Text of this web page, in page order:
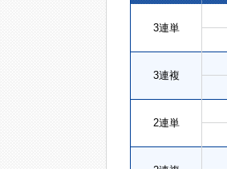
3連単
3連複
2連単